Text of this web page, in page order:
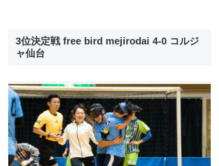
3位決定戦 free bird mejirodai 4-0 コルジ
ャ仙台